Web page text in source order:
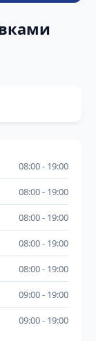
08:00 19:00
08:00 19:00
08:00 19:00
08:00 19:00
08:00 19:00
09:00 19:00
09:00 19:00